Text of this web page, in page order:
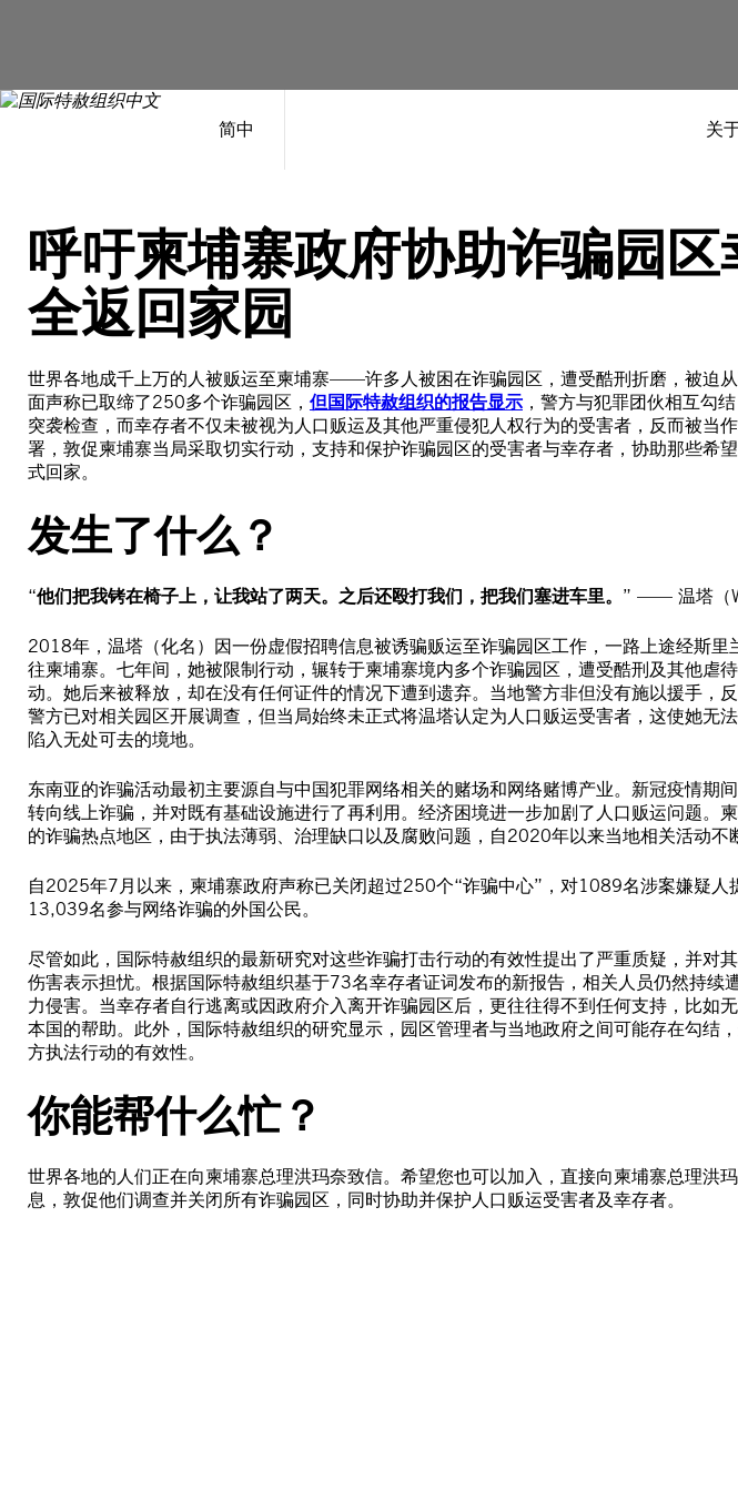
简中 关
呼吁柬埔寨政府协助诈骗园区
全返回家园
世界各地成千上万的人被贩运至柬埔寨——许多人被困在诈骗园区，遭受酷刑折磨，被迫
面声称已取缔了250多个诈骗园区， 但国际特赦组织的报告显示 ，警方与犯罪团伙相互勾
突袭检查，而幸存者不仅未被视为人口贩运及其他严重侵犯人权行为的受害者，反而被当
署，敦促柬埔寨当局采取切实行动，支持和保护诈骗园区的受害者与幸存者，协助那些希
式回家。
发生了什么？
“他们把我铐在椅子上，让我站了两天。之后还殴打我们，把我们塞进车里。 ” —— 温塔（
2018年，温塔（化名）因一份虚假招聘信息被诱骗贩运至诈骗园区工作，一路上途经斯里
往柬埔寨。七年间，她被限制行动，辗转于柬埔寨境内多个诈骗园区，遭受酷刑及其他虐
动。她后来被释放，却在没有任何证件的情况下遭到遗弃。当地警方非但没有施以援手，
警方已对相关园区开展调查，但当局始终未正式将温塔认定为人口贩运受害者，这使她无
陷入无处可去的境地。
东南亚的诈骗活动最初主要源自与中国犯罪网络相关的赌场和网络赌博产业。新冠疫情期
转向线上诈骗，并对既有基础设施进行了再利用。经济困境进一步加剧了人口贩运问题。
的诈骗热点地区，由于执法薄弱、治理缺口以及腐败问题，自2020年以来当地相关活动不
自2025年7月以来，柬埔寨政府声称已关闭超过250个“诈骗中心”，对1089名涉案嫌疑人
13,039名参与网络诈骗的外国公民。
尽管如此，国际特赦组织的最新研究对这些诈骗打击行动的有效性提出了严重质疑，并对
伤害表示担忧。根据国际特赦组织基于73名幸存者证词发布的新报告，相关人员仍然持续
力侵害。当幸存者自行逃离或因政府介入离开诈骗园区后，更往往得不到任何支持，比如
本国的帮助。此外，国际特赦组织的研究显示，园区管理者与当地政府之间可能存在勾结
方执法行动的有效性。
你能帮什么忙？
世界各地的人们正在向柬埔寨总理洪玛奈致信。希望您也可以加入，直接向柬埔寨总理洪
息，敦促他们调查并关闭所有诈骗园区，同时协助并保护人口贩运受害者及幸存者。